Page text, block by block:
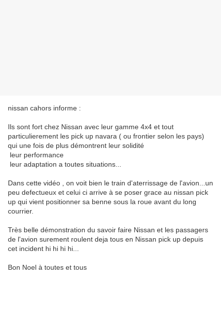
nissan cahors informe :
Ils sont fort chez Nissan avec leur gamme 4x4 et tout
particulierement les pick up navara ( ou frontier selon les pays)
qui une fois de plus démontrent leur solidité
leur performance
leur adaptation a toutes situations...
Dans cette vidéo , on voit bien le train d'aterrissage de l'avion...un
peu defectueux et celui ci arrive à se poser grace au nissan pick
up qui vient positionner sa benne sous la roue avant du long
courrier.
Très belle démonstration du savoir faire Nissan et les passagers
de l'avion surement roulent deja tous en Nissan pick up depuis
cet incident hi hi hi hi...
Bon Noel à toutes et tous